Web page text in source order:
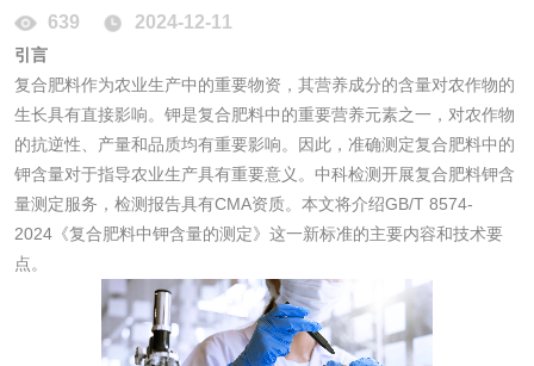
639 2024-12-11
引言
复合肥料作为农业生产中的重要物资，其营养成分的含量对农作物的
生长具有直接影响。钾是复合肥料中的重要营养元素之一，对农作物
的抗逆性、产量和品质均有重要影响。因此，准确测定复合肥料中的
钾含量对于指导农业生产具有重要意义。中科检测开展复合肥料钾含
量测定服务，检测报告具有CMA资质。本文将介绍GB/T 8574-
2024《复合肥料中钾含量的测定》这一新标准的主要内容和技术要
点。
性试验
皮肤光变态反应试
验
日化产品
洗衣液检测 洗涤剂检测
花露水检测 蚊香液检测
清洗剂检测 日化产品毒理检测